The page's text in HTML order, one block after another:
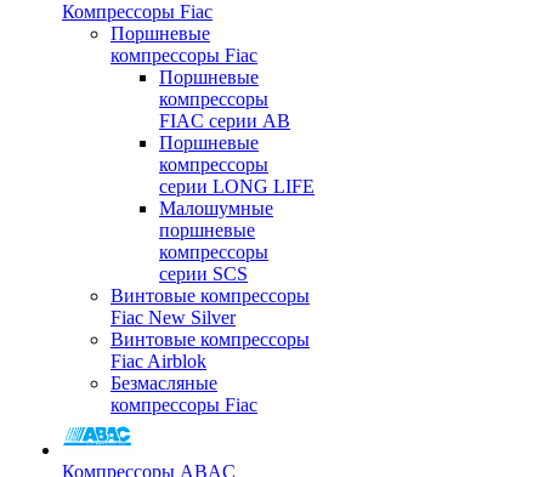
Компрессоры Fiac
Поршневые
компрессоры Fiac
Поршневые
компрессоры
FIAC серии AB
Поршневые
компрессоры
серии LONG LIFE
Малошумные
поршневые
компрессоры
серии SCS
Винтовые компрессоры
Fiac New Silver
Винтовые компрессоры
Fiac Airblok
Безмасляные
компрессоры Fiac
Компрессоры ABAC